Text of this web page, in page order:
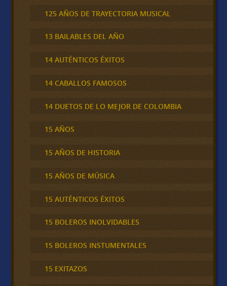
125 AÑOS DE TRAYECTORIA MUSICAL
13 BAILABLES DEL AÑO
14 AUTÉNTICOS ÉXITOS
14 CABALLOS FAMOSOS
14 DUETOS DE LO MEJOR DE COLOMBIA
15 AÑOS
15 AÑOS DE HISTORIA
15 AÑOS DE MÚSICA
15 AUTÉNTICOS ÉXITOS
15 BOLEROS INOLVIDABLES
15 BOLEROS INSTUMENTALES
15 EXITAZOS